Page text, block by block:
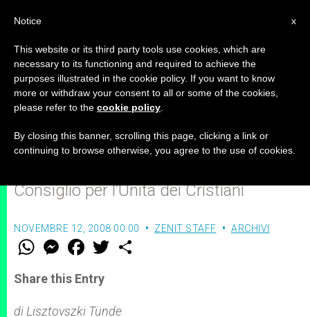
Ebrei e cristiani, insieme per
educare le nuove generazioni
Consiglio per l’Unità dei Cristiani
NOVEMBRE 12, 2008 00:00 ZENIT STAFF ARCHIVI
W
t
s
p
M
e
s
e
g
F
a
e
b
o
w
r
Share this Entry
di Lisztovszki Tünde
x
Notice
This website or its third party tools use cookies, which are
necessary to its functioning and required to achieve the
purposes illustrated in the cookie policy. If you want to know
more or withdraw your consent to all or some of the cookies,
please refer to the cookie policy
By closing this banner, scrolling this page, clicking a link or
continuing to browse otherwise, you agree to the use of cookies.